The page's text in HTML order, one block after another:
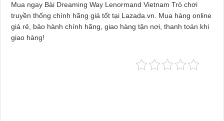
Mua ngay Bài Dreaming Way Lenormand Vietnam Trò chơi
truyền thống chính hãng giá tốt tại Lazada.vn. Mua hàng online
giá rẻ, bảo hành chính hãng, giao hàng tận nơi, thanh toán khi
giao hàng!